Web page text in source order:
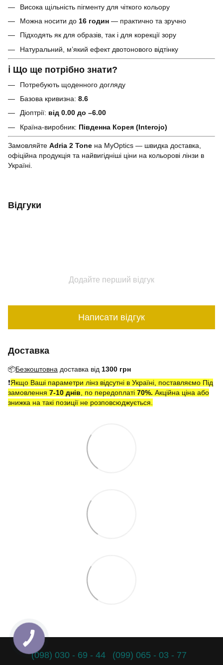
Висока щільність пігменту для чіткого кольору
Можна носити до 16 годин — практично та зручно
Підходять як для образів, так і для корекції зору
Натуральний, м’який ефект двотонового відтінку
ℹ️ Що ще потрібно знати?
Потребують щоденного догляду
Базова кривизна: 8.6
Діоптрії: від 0.00 до –6.00
Країна-виробник: Південна Корея (Interojo)
Замовляйте Adria 2 Tone на MyOptics — швидка доставка,
офіційна продукція та найвигідніші ціни на кольорові лінзи в
Україні.
Відгуки
Додайте перший відгук
Написати відгук
Доставка
📦Безкоштовна доставка від 1300 грн
❗️Якщо Ваші параметри лінз відсутні в Україні, поставляємо Під
замовлення 7-10 днів, по передоплаті 70%. Акційна ціна або
знижка на такі позиції не розповсюджується.
(098) 030 - 69 - 44 (099) 065 - 03 - 77